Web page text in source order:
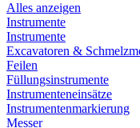
Alles anzeigen
Instrumente
Instrumente
Excavatoren &
Feilen
Füllungsinstrumente
Instrumenteneinsätze
Instrumentenmarkierung
Messer